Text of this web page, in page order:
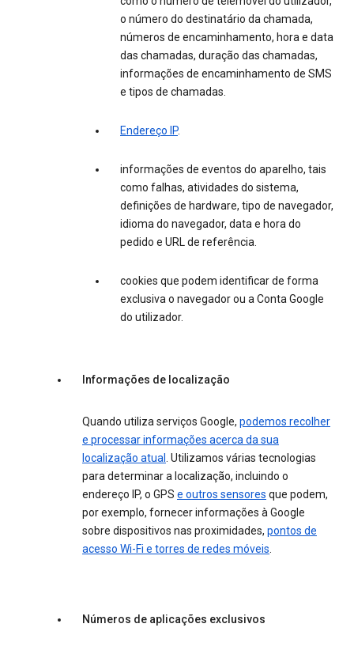
o número do destinatário da chamada,
números de encaminhamento, hora e data
das chamadas, duração das chamadas,
informações de encaminhamento de SMS
e tipos de chamadas.
Endereço IP.
informações de eventos do aparelho, tais
como falhas, atividades do sistema,
definições de hardware, tipo de navegador,
idioma do navegador, data e hora do
pedido e URL de referência.
cookies que podem identificar de forma
exclusiva o navegador ou a Conta Google
do utilizador.
Informações de localização
Quando utiliza serviços Google, podemos recolher
e processar informações acerca da sua
localização atual. Utilizamos várias tecnologias
para determinar a localização, incluindo o
endereço IP, o GPS e outros sensores que podem,
por exemplo, fornecer informações à Google
sobre dispositivos nas proximidades, pontos de
acesso Wi-Fi e torres de redes móveis.
Números de aplicações exclusivos